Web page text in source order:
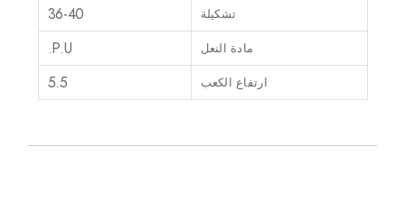
تشكيلة 36-40
مادة النعل P.U.
ارتفاع الكعب 5.5